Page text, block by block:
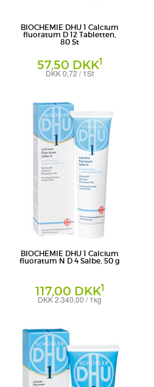
BIOCHEMIE DHU 1 Calcium
fluoratum D 12 Tabletten,
80 St
57,50 DKK1
DKK 0,72 / 1St
BIOCHEMIE DHU 1 Calcium
fluoratum N D 4 Salbe, 50 g
117,00 DKK1
DKK 2.340,00 / 1kg